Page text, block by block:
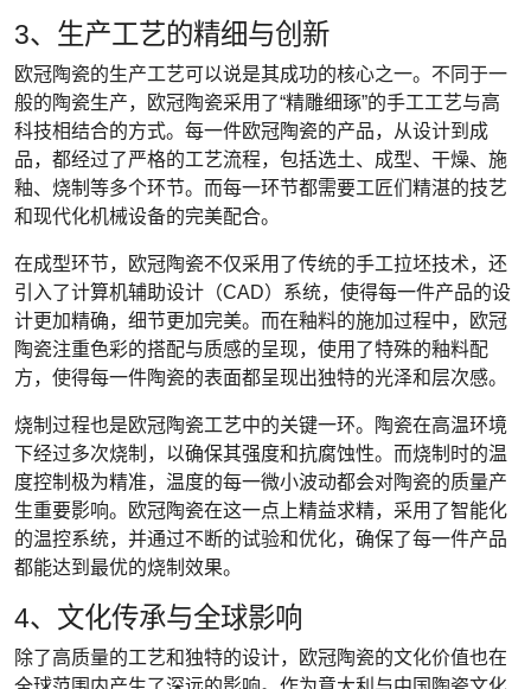
3、生产工艺的精细与创新
欧冠陶瓷的生产工艺可以说是其成功的核心之一。不同于一
般的陶瓷生产，欧冠陶瓷采用了“精雕细琢”的手工工艺与高
科技相结合的方式。每一件欧冠陶瓷的产品，从设计到成
品，都经过了严格的工艺流程，包括选土、成型、干燥、施
釉、烧制等多个环节。而每一环节都需要工匠们精湛的技艺
和现代化机械设备的完美配合。
在成型环节，欧冠陶瓷不仅采用了传统的手工拉坯技术，还
引入了计算机辅助设计（CAD）系统，使得每一件产品的设
计更加精确，细节更加完美。而在釉料的施加过程中，欧冠
陶瓷注重色彩的搭配与质感的呈现，使用了特殊的釉料配
方，使得每一件陶瓷的表面都呈现出独特的光泽和层次感。
烧制过程也是欧冠陶瓷工艺中的关键一环。陶瓷在高温环境
下经过多次烧制，以确保其强度和抗腐蚀性。而烧制时的温
度控制极为精准，温度的每一微小波动都会对陶瓷的质量产
生重要影响。欧冠陶瓷在这一点上精益求精，采用了智能化
的温控系统，并通过不断的试验和优化，确保了每一件产品
都能达到最优的烧制效果。
4、文化传承与全球影响
除了高质量的工艺和独特的设计，欧冠陶瓷的文化价值也在